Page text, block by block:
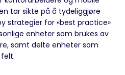
tar sikte på å tydeliggjøre
strategier for «best practice»
enheter som brukes av
samt delte enheter som